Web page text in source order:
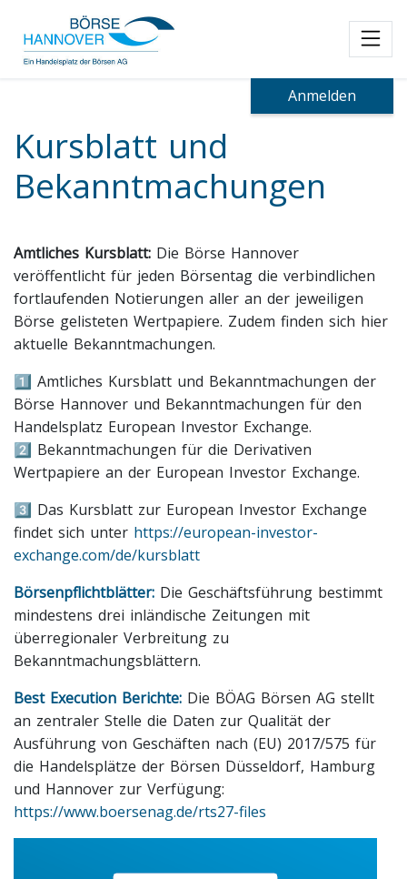
Anmelden
Kursblatt und
Bekanntmachungen
Amtliches Kursblatt: Die Börse Hannover
veröffentlicht für jeden Börsentag die verbindlichen
fortlaufenden Notierungen aller an der jeweiligen
Börse gelisteten Wertpapiere. Zudem finden sich hier
aktuelle Bekanntmachungen.
1️⃣ Amtliches Kursblatt und Bekanntmachungen der
Börse Hannover und Bekanntmachungen für den
Handelsplatz European Investor Exchange.
2️⃣ Bekanntmachungen für die Derivativen
Wertpapiere an der European Investor Exchange.
3️⃣ Das Kursblatt zur European Investor Exchange
findet sich unter https://european-investor-
exchange.com/de/kursblatt
Börsenpflichtblätter: Die Geschäftsführung bestimmt
mindestens drei inländische Zeitungen mit
überregionaler Verbreitung zu
Bekanntmachungsblättern.
Best Execution Berichte: Die BÖAG Börsen AG stellt
an zentraler Stelle die Daten zur Qualität der
Ausführung von Geschäften nach (EU) 2017/575 für
die Handelsplätze der Börsen Düsseldorf, Hamburg
und Hannover zur Verfügung:
https://www.boersenag.de/rts27-files